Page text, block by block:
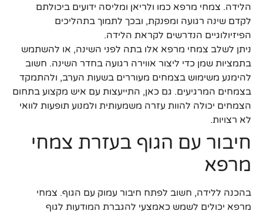
הלידה. צמחי מרפא כמו ולריאן ומליסה ידועים ביכולתם
לקדם שינה רגועה ומפנקת, ובכך לתמוך בתהליכים
הפיזיולוגיים הנדרשים לקראת הלידה.
ניתן לשלב צמחי מרפא אלו בתה לפני השינה, או להשתמש
בתמציות שמן כדי ליצור אווירה רגועה בחדר השינה. חשוב
להימנע משימוש בצמחים מעוררים בשעות הערב, ולהתמקד
בצמחים המרגיעים. גם כאן, התייעצות עם איש מקצוע בתחום
הצמחים יכולה להוות עזרה משמעותית ולמנוע תופעות לוואי
לא רצויות.
חיבור עם הגוף בעזרת צמחי
מרפא
בהכנה ללידה, חשוב לפתח חיבור עמוק עם הגוף. צמחי
מרפא יכולים לשמש כאמצעי להגברת המודעות לגוף